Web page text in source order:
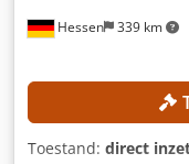
Hessen 339 km
Toestand: direct